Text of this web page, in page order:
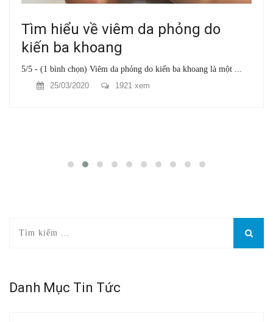
Tìm hiểu về viêm da phỏng do
kiến ba khoang
5/5 - (1 bình chọn) Viêm da phỏng do kiến ba khoang là một ...
25/03/2020
1921 xem
Danh Mục Tin Tức